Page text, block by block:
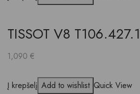
TISSOT V8
1,090 €
Į krepšelį Add to wishlist Quick View